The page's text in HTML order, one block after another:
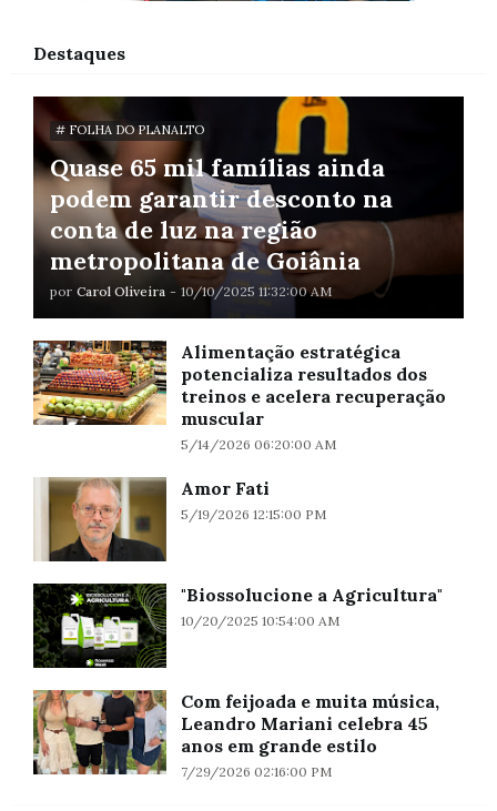
Destaques
# FOLHA DO PLANALTO
Quase 65 mil famílias ainda
podem garantir desconto na
conta de luz na região
metropolitana de Goiânia
por Carol Oliveira - 10/10/2025 11:32:00 AM
Alimentação estratégica
potencializa resultados dos
treinos e acelera recuperação
muscular
5/14/2026 06:20:00 AM
Amor Fati
5/19/2026 12:15:00 PM
"Biossolucione a Agricultura"
10/20/2025 10:54:00 AM
Com feijoada e muita música,
Leandro Mariani celebra 45
anos em grande estilo
7/29/2026 02:16:00 PM